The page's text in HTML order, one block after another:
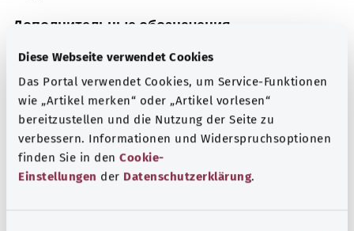
Diese Webseite verwendet Cookies
Das Portal verwendet Cookies, um Service-Funktionen
wie „Artikel merken“ oder „Artikel vorlesen“
bereitzustellen und die Nutzung der Seite zu
verbessern. Informationen und Widerspruchsoptionen
finden Sie in den Cookie-
Einstellungen der Datenschutzerklärung.
Дополнительные обозначения
Указание
Источник
Предоставлено некоммерческой организацией Was
hab’ ich? GmbH по поручению Bundesministerium für